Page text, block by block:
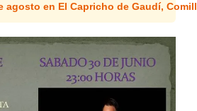
agosto en El Capricho de Gaudí,